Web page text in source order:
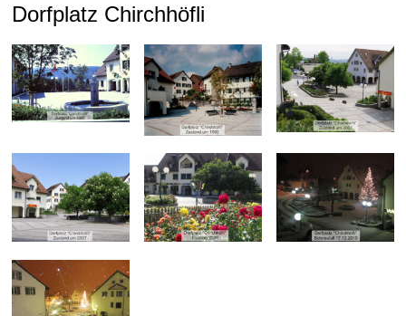
Dorfplatz Chirchhöfli